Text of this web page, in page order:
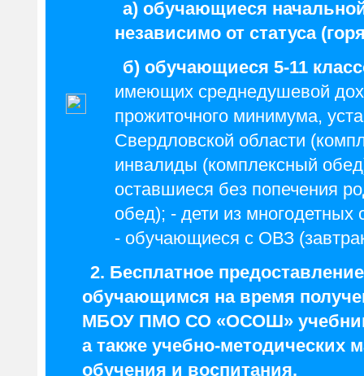
а) обучающиеся
независимо от статуса
б) обучающиеся 5-11
имеющих среднедушевой
прожиточного минимума,
Свердловской области
инвалиды (комплексный
оставшиеся без попечения
обед); - дети из
- обучающиеся с ОВЗ
2. Бесплатное
обучающимся на время
МБОУ ПМО СО «ОСОШ»
а также учебно-методических
обучения и воспитания.